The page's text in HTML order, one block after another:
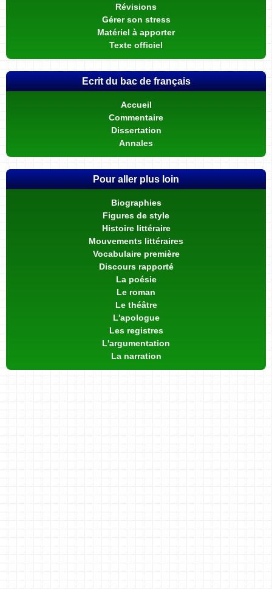
Révisions
Gérer son stress
Matériel à apporter
Texte officiel
Ecrit du bac de français
Accueil
Commentaire
Dissertation
Annales
Pour aller plus loin
Biographies
Figures de style
Histoire littéraire
Mouvements littéraires
Vocabulaire première
Discours rapporté
La poésie
Le roman
Le théâtre
L'apologue
Les registres
L'argumentation
La narration